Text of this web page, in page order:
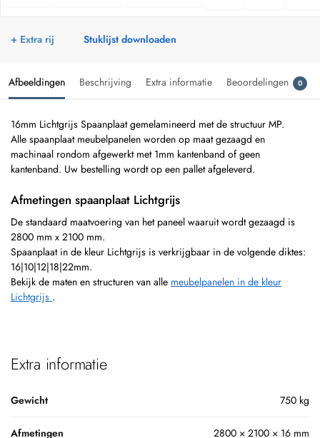
+ Extra rij Stuklijst downloaden
Afbeeldingen Beschrijving Extra informatie Beoordelingen 0
16mm Lichtgrijs Spaanplaat gemelamineerd met de structuur MP.
Alle spaanplaat meubelpanelen worden op maat gezaagd en
machinaal rondom afgewerkt met 1mm kantenband of geen
kantenband. Uw bestelling wordt op een pallet afgeleverd.
Afmetingen spaanplaat Lichtgrijs
De standaard maatvoering van het paneel waaruit wordt gezaagd is
2800 mm x 2100 mm.
Spaanplaat in de kleur Lichtgrijs is verkrijgbaar in de volgende diktes:
16|10|12|18|22mm.
Bekijk de maten en structuren van alle meubelpanelen in de kleur
Lichtgrijs .
Extra informatie
Gewicht 750 kg
Afmetingen 2800 × 2100 × 16 mm